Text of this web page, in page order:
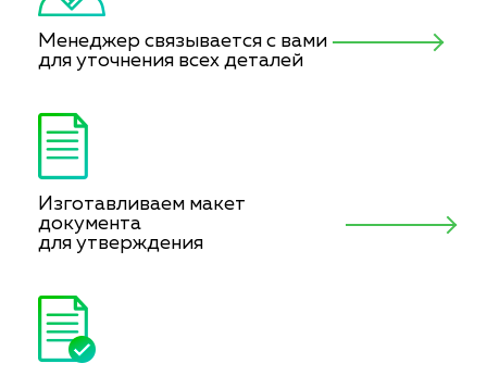
Менеджер связывается с вами
для уточнения всех деталей
Изготавливаем макет
документа
для утверждения